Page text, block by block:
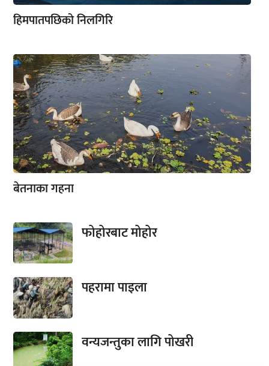
हिमपातपछिको निलगिरि
बेतनाका गहना
फोहोरबाट मोहोर
पहरामा पाइला
वन्यजन्तुका लागि पोखरी